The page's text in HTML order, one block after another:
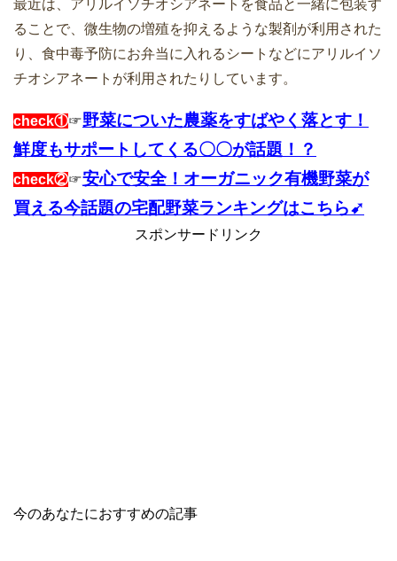
最近は、アリルイソチオシアネートを食品と一緒に包装す
ることで、微生物の増殖を抑えるような製剤が利用された
り、食中毒予防にお弁当に入れるシートなどにアリルイソ
チオシアネートが利用されたりしています。
check①☞野菜についた農薬をすばやく落とす！
鮮度もサポートしてくる〇〇が話題！？
check②☞安心で安全！オーガニック有機野菜が
買える今話題の宅配野菜ランキングはこちら➹
スポンサードリンク
今のあなたにおすすめの記事